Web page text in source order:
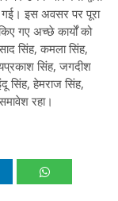
गई। इस अवसर पर पूरा
गए अच्छे कार्यों को
सिंह, कमला सिंह,
सिंह, जगदीश
सिंह, हेमराज सिंह,
रहा।